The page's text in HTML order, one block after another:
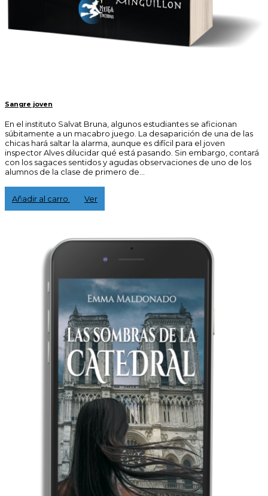
Sangre joven
En el instituto Salvat Bruna, algunos estudiantes se aficionan
súbitamente a un macabro juego. La desaparición de una de las
chicas hará saltar la alarma, aunque es difícil para el joven
inspector Alves dilucidar qué está pasando. Sin embargo, contará
con los sagaces sentidos y agudas observaciones de uno de los
alumnos de la clase de primero de...
15,00 €
Añadir al carro
Ver